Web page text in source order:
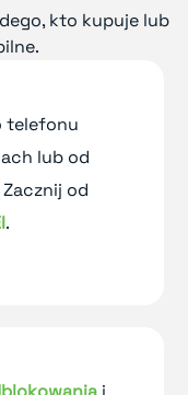
kto kupuje lub
telefonu
lub od
od
.